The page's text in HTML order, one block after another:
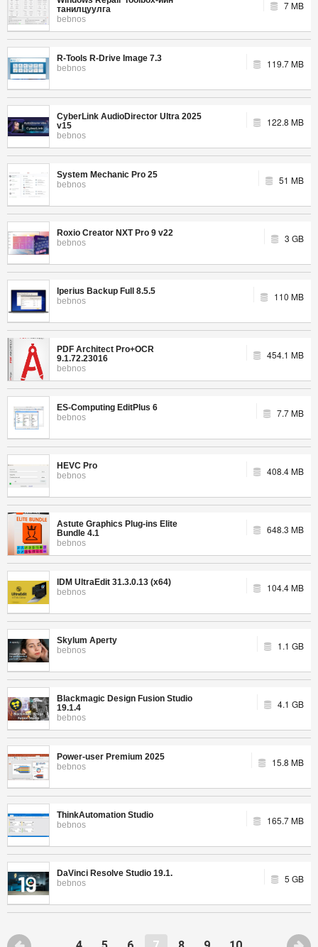
танилцуулга
bebnos
7 MB
R-Tools R-Drive Image 7.3
bebnos
119.7 MB
CyberLink AudioDirector Ultra 2025
v15
bebnos
122.8 MB
System Mechanic Pro 25
bebnos
51 MB
Roxio Creator NXT Pro 9 v22
bebnos
3 GB
Iperius Backup Full 8.5.5
bebnos
110 MB
PDF Architect Pro+OCR
9.1.72.23016
bebnos
454.1 MB
ES-Computing EditPlus 6
bebnos
7.7 MB
HEVC Pro
bebnos
408.4 MB
Astute Graphics Plug-ins Elite
Bundle 4.1
bebnos
648.3 MB
IDM UltraEdit 31.3.0.13 (x64)
bebnos
104.4 MB
Skylum Aperty
bebnos
1.1 GB
Blackmagic Design Fusion Studio
19.1.4
bebnos
4.1 GB
Power-user Premium 2025
bebnos
15.8 MB
ThinkAutomation Studio
bebnos
165.7 MB
DaVinci Resolve Studio 19.1.
bebnos
5 GB